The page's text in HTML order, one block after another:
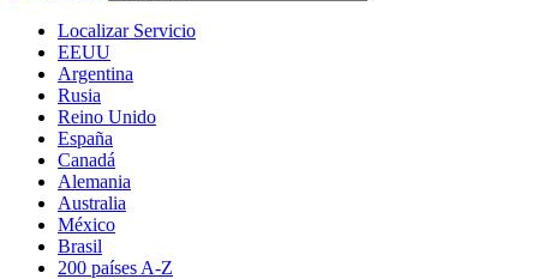
Localizar Servicio
EEUU
Argentina
Rusia
Reino Unido
España
Canadá
Alemania
Australia
México
Brasil
200 países A-Z